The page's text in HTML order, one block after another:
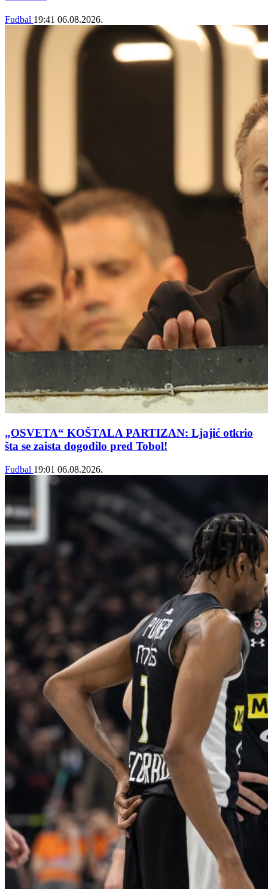
Fudbal 19:41 06.08.2026.
„OSVETA“ KOŠTALA PARTIZAN: Ljajić otkrio
šta se zaista dogodilo pred Tobol!
Fudbal 19:01 06.08.2026.